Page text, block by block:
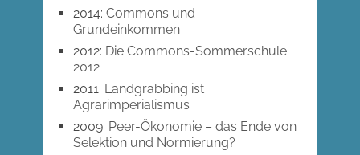
2014: Commons und
Grundeinkommen
2012: Die Commons-Sommerschule
2012
2011: Landgrabbing ist
Agrarimperialismus
2009: Peer-Ökonomie – das Ende von
Selektion und Normierung?